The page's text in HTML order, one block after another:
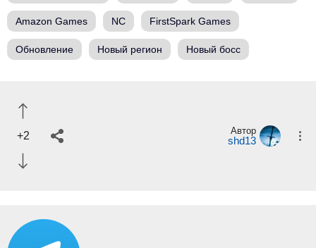
Amazon Games NC FirstSpark Games
Обновление Новый регион Новый босс
+2 Автор
shd13